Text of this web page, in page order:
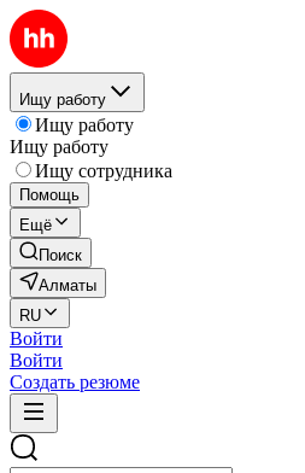
Ищу работу
Ищу работу
Ищу работу
Ищу сотрудника
Помощь
Ещё
Поиск
Алматы
RU
Войти
Войти
Создать резюме